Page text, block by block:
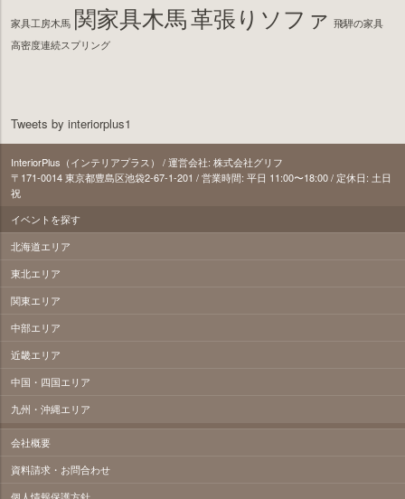
家具工房木馬 関家具木馬革張りソファ 飛騨の家具
高密度連続スプリング
Tweets by interiorplus1
InteriorPlus（インテリアプラス） / 運営会社: 株式会社グリフ
〒171‐0014 東京都豊島区池袋2-67-1-201 / 営業時間: 平日 11:00〜18:00 / 定休日: 土日
祝
イベントを探す
北海道エリア
東北エリア
関東エリア
中部エリア
近畿エリア
中国・四国エリア
九州・沖縄エリア
会社概要
資料請求・お問合わせ